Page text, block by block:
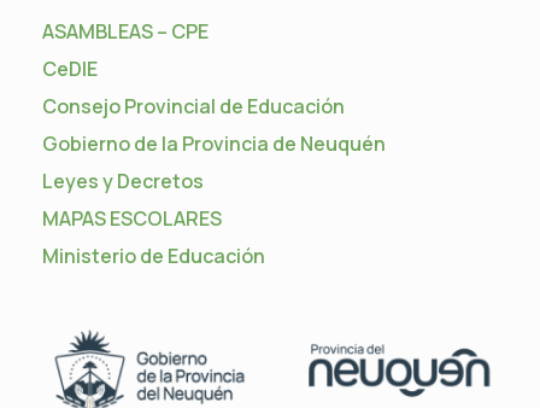
ASAMBLEAS – CPE
CeDIE
Consejo Provincial de Educación
Gobierno de la Provincia de Neuquén
Leyes y Decretos
MAPAS ESCOLARES
Ministerio de Educación